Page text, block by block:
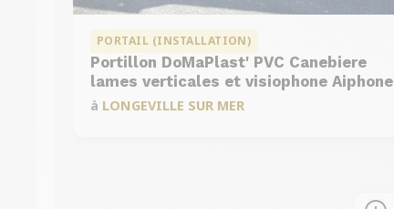
PORTAIL (INSTALLATION)
Portillon DoMaPlast' PVC Canebiere
lames verticales et visiophone Aiphone
à LONGEVILLE SUR MER
DMC 301